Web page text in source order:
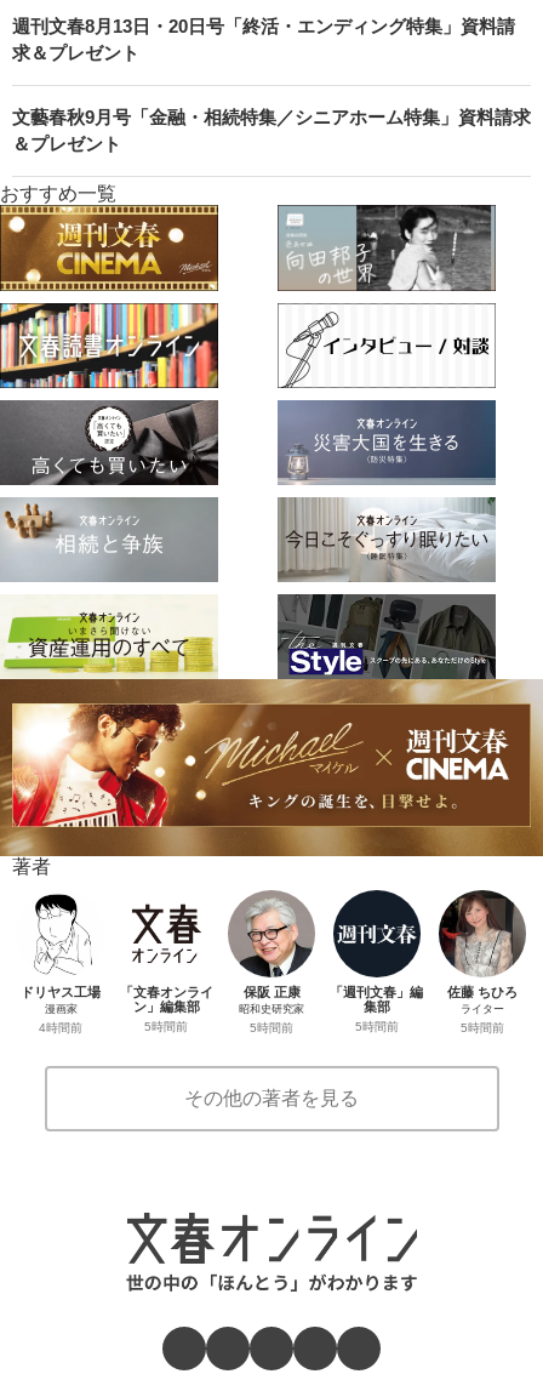
週刊文春8月13日・20日号「終活・エンディング特集」資料請
求＆プレゼント
文藝春秋9月号「金融・相続特集／シニアホーム特集」資料請求
＆プレゼント
おすすめ一覧
著者
ドリヤス工場
漫画家
4時間前
「文春オンライ
ン」編集部
5時間前
保阪 正康
昭和史研究家
5時間前
「週刊文春」編
集部
5時間前
佐藤 ちひろ
ライター
5時間前
その他の著者を見る